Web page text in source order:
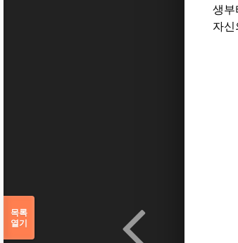
생부
자신
목록
열기